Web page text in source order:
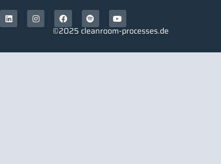
©2025 cleanroom-processes.de